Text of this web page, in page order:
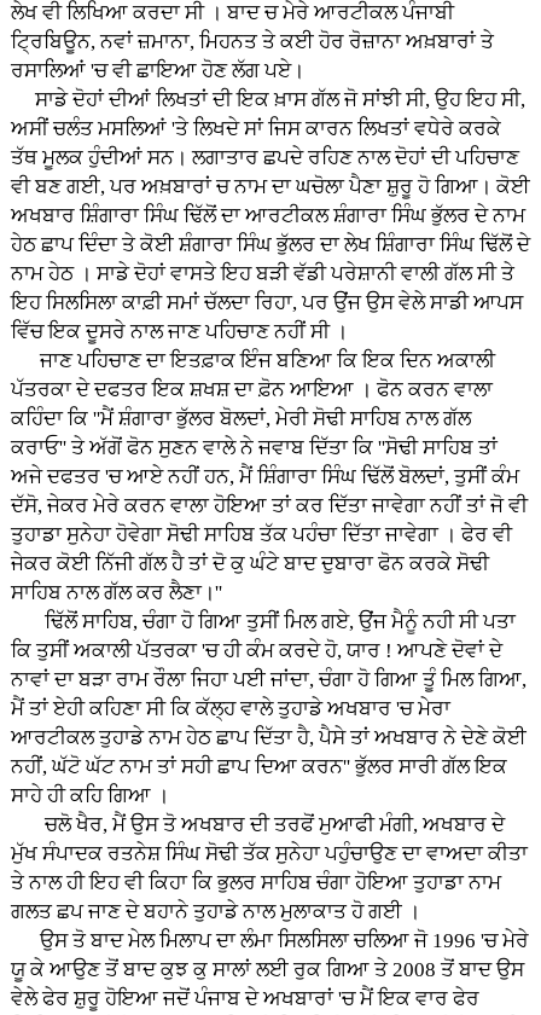
ਲੇਖ ਵੀ ਲਿਖਿਆ ਕਰਦਾ ਸੀ । ਬਾਦ ਚ ਮੇਰੇ ਆਰਟੀਕਲ ਪੰਜਾਬੀ
ਟ੍ਰਿਬਿਊਨ, ਨਵਾਂ ਜ਼ਮਾਨਾ, ਮਿਹਨਤ ਤੇ ਕਈ ਹੋਰ ਰੋਜ਼ਾਨਾ ਅਖ਼ਬਾਰਾਂ ਤੇ
ਰਸਾਲਿਆਂ 'ਚ ਵੀ ਛਾਇਆ ਹੋਣ ਲੱਗ ਪਏ।
ਸਾਡੇ ਦੋਹਾਂ ਦੀਆਂ ਲਿਖਤਾਂ ਦੀ ਇਕ ਖ਼ਾਸ ਗੱਲ ਜੋ ਸਾਂਝੀ ਸੀ, ਉਹ ਇਹ ਸੀ,
ਅਸੀਂ ਚਲੰਤ ਮਸਲਿਆਂ 'ਤੇ ਲਿਖਦੇ ਸਾਂ ਜਿਸ ਕਾਰਨ ਲਿਖਤਾਂ ਵਧੇਰੇ ਕਰਕੇ
ਤੱਥ ਮੂਲਕ ਹੁੰਦੀਆਂ ਸਨ। ਲਗਾਤਾਰ ਛਪਦੇ ਰਹਿਣ ਨਾਲ ਦੋਹਾਂ ਦੀ ਪਹਿਚਾਣ
ਵੀ ਬਣ ਗਈ, ਪਰ ਅਖ਼ਬਾਰਾਂ ਚ ਨਾਮ ਦਾ ਘਚੋਲਾ ਪੈਣਾ ਸ਼ੁਰੂ ਹੋ ਗਿਆ। ਕੋਈ
ਅਖਬਾਰ ਸ਼ਿੰਗਾਰਾ ਸਿੰਘ ਢਿੱਲੋਂ ਦਾ ਆਰਟੀਕਲ ਸ਼ੰਗਾਰਾ ਸਿੰਘ ਭੁੱਲਰ ਦੇ ਨਾਮ
ਹੇਠ ਛਾਪ ਦਿੰਦਾ ਤੇ ਕੋਈ ਸ਼ੰਗਾਰਾ ਸਿੰਘ ਭੁੱਲਰ ਦਾ ਲੇਖ ਸ਼ਿੰਗਾਰਾ ਸਿੰਘ ਢਿੱਲੋਂ ਦੇ
ਨਾਮ ਹੇਠ । ਸਾਡੇ ਦੋਹਾਂ ਵਾਸਤੇ ਇਹ ਬੜੀ ਵੱਡੀ ਪਰੇਸ਼ਾਨੀ ਵਾਲੀ ਗੱਲ ਸੀ ਤੇ
ਇਹ ਸਿਲਸਿਲਾ ਕਾਫ਼ੀ ਸਮਾਂ ਚੱਲਦਾ ਰਿਹਾ, ਪਰ ਉਂਜ ਉਸ ਵੇਲੇ ਸਾਡੀ ਆਪਸ
ਵਿੱਚ ਇਕ ਦੂਸਰੇ ਨਾਲ ਜਾਣ ਪਹਿਚਾਣ ਨਹੀਂ ਸੀ ।
ਜਾਣ ਪਹਿਚਾਣ ਦਾ ਇਤਫ਼ਾਕ ਇੰਜ ਬਣਿਆ ਕਿ ਇਕ ਦਿਨ ਅਕਾਲੀ
ਪੱਤਰਕਾ ਦੇ ਦਫਤਰ ਇਕ ਸ਼ਖਸ਼ ਦਾ ਫ਼ੋਨ ਆਇਆ । ਫੋਨ ਕਰਨ ਵਾਲਾ
ਕਹਿੰਦਾ ਕਿ ''ਮੈਂ ਸ਼ੰਗਾਰਾ ਭੁੱਲਰ ਬੋਲਦਾਂ, ਮੇਰੀ ਸੋਢੀ ਸਾਹਿਬ ਨਾਲ ਗੱਲ
ਕਰਾਓ'' ਤੇ ਅੱਗੋਂ ਫੋਨ ਸੁਣਨ ਵਾਲੇ ਨੇ ਜਵਾਬ ਦਿੱਤਾ ਕਿ ''ਸੋਢੀ ਸਾਹਿਬ ਤਾਂ
ਅਜੇ ਦਫਤਰ 'ਚ ਆਏ ਨਹੀਂ ਹਨ, ਮੈਂ ਸ਼ਿੰਗਾਰਾ ਸਿੰਘ ਢਿੱਲੋਂ ਬੋਲਦਾਂ, ਤੁਸੀਂ ਕੰਮ
ਦੱਸੋ, ਜੇਕਰ ਮੇਰੇ ਕਰਨ ਵਾਲਾ ਹੋਇਆ ਤਾਂ ਕਰ ਦਿੱਤਾ ਜਾਵੇਗਾ ਨਹੀਂ ਤਾਂ ਜੋ ਵੀ
ਤੁਹਾਡਾ ਸੁਨੇਹਾ ਹੋਵੇਗਾ ਸੋਢੀ ਸਾਹਿਬ ਤੱਕ ਪਹੰਚਾ ਦਿੱਤਾ ਜਾਵੇਗਾ । ਫੇਰ ਵੀ
ਜੇਕਰ ਕੋਈ ਨਿੱਜੀ ਗੱਲ ਹੈ ਤਾਂ ਦੋ ਕੁ ਘੰਟੇ ਬਾਦ ਦੁਬਾਰਾ ਫੋਨ ਕਰਕੇ ਸੋਢੀ
ਸਾਹਿਬ ਨਾਲ ਗੱਲ ਕਰ ਲੈਣਾ।''
ਢਿੱਲੋਂ ਸਾਹਿਬ, ਚੰਗਾ ਹੋ ਗਿਆ ਤੁਸੀਂ ਮਿਲ ਗਏ, ਉਂਜ ਮੈਨੂੰ ਨਹੀ ਸੀ ਪਤਾ
ਕਿ ਤੁਸੀਂ ਅਕਾਲੀ ਪੱਤਰਕਾ 'ਚ ਹੀ ਕੰਮ ਕਰਦੇ ਹੋ, ਯਾਰ ! ਆਪਣੇ ਦੋਵਾਂ ਦੇ
ਨਾਵਾਂ ਦਾ ਬੜਾ ਰਾਮ ਰੌਲਾ ਜਿਹਾ ਪਈ ਜਾਂਦਾ, ਚੰਗਾ ਹੋ ਗਿਆ ਤੂੰ ਮਿਲ ਗਿਆ,
ਮੈਂ ਤਾਂ ਏਹੀ ਕਹਿਣਾ ਸੀ ਕਿ ਕੱਲ੍ਹ ਵਾਲੇ ਤੁਹਾਡੇ ਅਖਬਾਰ 'ਚ ਮੇਰਾ
ਆਰਟੀਕਲ ਤੁਹਾਡੇ ਨਾਮ ਹੇਠ ਛਾਪ ਦਿੱਤਾ ਹੈ, ਪੈਸੇ ਤਾਂ ਅਖਬਾਰ ਨੇ ਦੇਣੇ ਕੋਈ
ਨਹੀਂ, ਘੱਟੋ ਘੱਟ ਨਾਮ ਤਾਂ ਸਹੀ ਛਾਪ ਦਿਆ ਕਰਨ'' ਭੁੱਲਰ ਸਾਰੀ ਗੱਲ ਇਕ
ਸਾਹੇ ਹੀ ਕਹਿ ਗਿਆ ।
ਚਲੋ ਖੈਰ, ਮੈਂ ਉਸ ਤੋ ਅਖਬਾਰ ਦੀ ਤਰਫੋਂ ਮੁਆਫੀ ਮੰਗੀ, ਅਖਬਾਰ ਦੇ
ਮੁੱਖ ਸੰਪਾਦਕ ਰਤਨੇਸ਼ ਸਿੰਘ ਸੋਢੀ ਤੱਕ ਸੁਨੇਹਾ ਪਹੁੰਚਾਉਣ ਦਾ ਵਾਅਦਾ ਕੀਤਾ
ਤੇ ਨਾਲ ਹੀ ਇਹ ਵੀ ਕਿਹਾ ਕਿ ਭੁਲਰ ਸਾਹਿਬ ਚੰਗਾ ਹੋਇਆ ਤੁਹਾਡਾ ਨਾਮ
ਗਲਤ ਛਪ ਜਾਣ ਦੇ ਬਹਾਨੇ ਤੁਹਾਡੇ ਨਾਲ ਮੁਲਾਕਾਤ ਹੋ ਗਈ ।
ਉਸ ਤੋ ਬਾਦ ਮੇਲ ਮਿਲਾਪ ਦਾ ਲੰਮਾ ਸਿਲਸਿਲਾ ਚਲਿਆ ਜੋ 1996 'ਚ ਮੇਰੇ
ਯੂ ਕੇ ਆਉਣ ਤੋਂ ਬਾਦ ਕੁਝ ਕੁ ਸਾਲਾਂ ਲਈ ਰੁਕ ਗਿਆ ਤੇ 2008 ਤੋਂ ਬਾਦ ਉਸ
ਵੇਲੇ ਫੇਰ ਸ਼ੁਰੂ ਹੋਇਆ ਜਦੋਂ ਪੰਜਾਬ ਦੇ ਅਖਬਾਰਾਂ 'ਚ ਮੈਂ ਇਕ ਵਾਰ ਫੇਰ